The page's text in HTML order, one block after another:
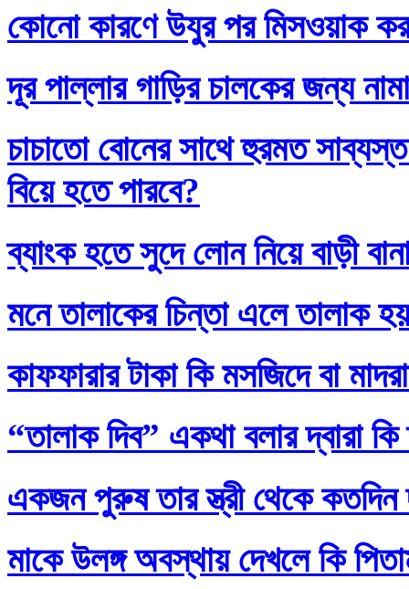
কোনো কারণে উযুর পর মিসওয়াক
দূর পাল্লার গাড়ির চালকের জন্য
চাচাতো বোনের সাথে হুরমত
বিয়ে হতে পারবে?
ব্যাংক হতে সুদে লোন নিয়ে বাড়ী
মনে তালাকের চিন্তা এলে তালাক
কাফফারার টাকা কি মসজিদে বা
“তালাক দিব” একথা বলার দ্বারা
একজন পুরুষ তার স্ত্রী থেকে কতদিন
মাকে উলঙ্গ অবস্থায় দেখলে কি